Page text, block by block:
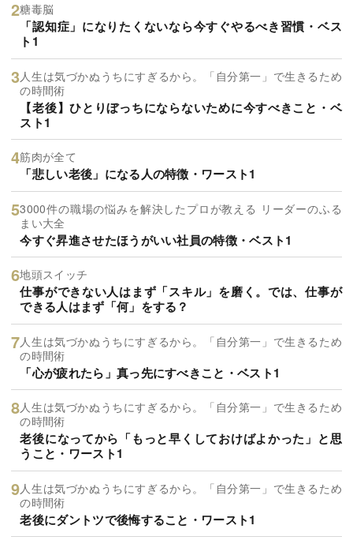
糖毒脳
「認知症」になりたくないなら今すぐやるべき習慣・ベス
ト1
人生は気づかぬうちにすぎるから。「自分第一」で生きるため
の時間術
【老後】ひとりぼっちにならないために今すべきこと・ベ
スト1
筋肉が全て
「悲しい老後」になる人の特徴・ワースト1
3000件の職場の悩みを解決したプロが教える リーダーのふる
まい大全
今すぐ昇進させたほうがいい社員の特徴・ベスト1
地頭スイッチ
仕事ができない人はまず「スキル」を磨く。では、仕事が
できる人はまず「何」をする？
人生は気づかぬうちにすぎるから。「自分第一」で生きるため
の時間術
「心が疲れたら」真っ先にすべきこと・ベスト1
人生は気づかぬうちにすぎるから。「自分第一」で生きるため
の時間術
老後になってから「もっと早くしておけばよかった」と思
うこと・ワースト1
人生は気づかぬうちにすぎるから。「自分第一」で生きるため
の時間術
老後にダントツで後悔すること・ワースト1